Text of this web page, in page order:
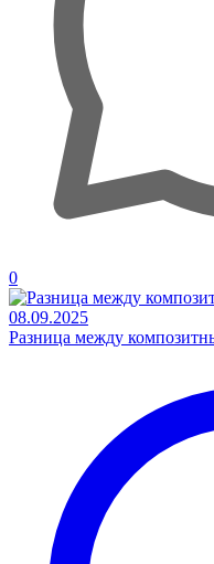
0
08.09.2025
Разница между